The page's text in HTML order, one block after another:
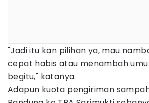
"Jadi itu kan pilihan ya, mau
cepat habis atau menambah
begitu," katanya.
Adapun kuota pengiriman